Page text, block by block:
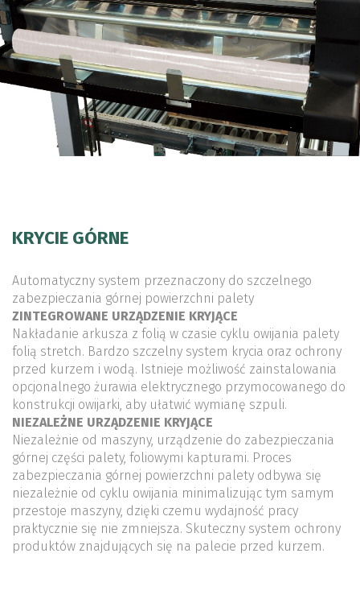
KRYCIE GÓRNE
Automatyczny system przeznaczony do szczelnego
zabezpieczania górnej powierzchni palety
ZINTEGROWANE URZĄDZENIE KRYJĄCE
Nakładanie arkusza z folią w czasie cyklu owijania palety
folią stretch. Bardzo szczelny system krycia oraz ochrony
przed kurzem i wodą. Istnieje możliwość zainstalowania
opcjonalnego żurawia elektrycznego przymocowanego do
konstrukcji owijarki, aby ułatwić wymianę szpuli.
NIEZALEŻNE URZĄDZENIE KRYJĄCE
Niezależnie od maszyny, urządzenie do zabezpieczania
górnej części palety, foliowymi kapturami. Proces
zabezpieczania górnej powierzchni palety odbywa się
niezależnie od cyklu owijania minimalizując tym samym
przestoje maszyny, dzięki czemu wydajność pracy
praktycznie się nie zmniejsza. Skuteczny system ochrony
produktów znajdujących się na palecie przed kurzem.